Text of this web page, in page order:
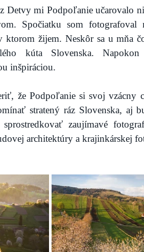
Detvy mi Podpoľanie učarovalo
Spočiatku som fotografoval
ktorom žijem. Neskôr sa u mňa
kúta Slovenska.
inšpiráciou.
že Podpoľanie si svoj vzácny
stratený ráz Slovenska, aj
zaujímavé
architektúry a krajinkárskej